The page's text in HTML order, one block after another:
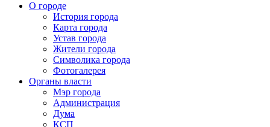
О городе
История города
Карта города
Устав города
Жители города
Символика города
Фотогалерея
Органы власти
Мэр города
Администрация
Дума
КСП